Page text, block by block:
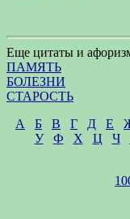
Еще цитаты и
ПАМЯТЬ
БОЛЕЗНИ
СТАРОСТЬ
А
Б В Г Д Е
У
Ф Х Ц Ч